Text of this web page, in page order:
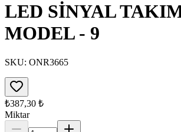
LED SİNYAL
MODEL - 9
SKU: ONR3665
₺387,30 ₺
Miktar